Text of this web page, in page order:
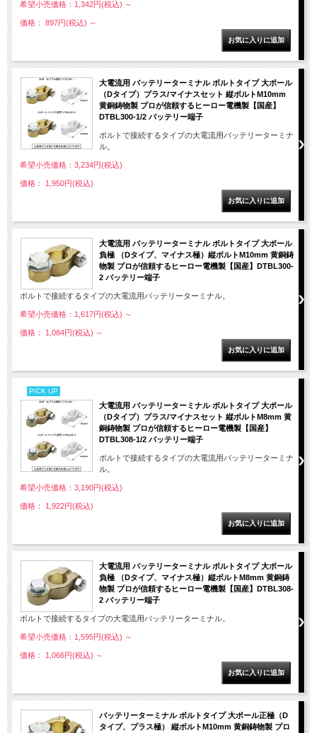
希望小売価格：1,342円(税込) ～
価格： 897円(税込) ～
大電流用 バッテリーターミナル ボルトタイプ 大ポール
（Dタイプ）プラス/マイナスセット 縦ボルトM10mm
黄銅鋳物製 プロが信頼するヒーロー電機製【国産】
DTBL300-1/2 バッテリー端子
ボルトで接続するタイプの大電流用バッテリーターミナ
ル。
希望小売価格：3,234円(税込)
価格： 1,950円(税込)
大電流用 バッテリーターミナル ボルトタイプ 大ポール
負極 （Dタイプ、マイナス極）縦ボルトM10mm 黄銅鋳
物製 プロが信頼するヒーロー電機製【国産】DTBL300-
2 バッテリー端子
ボルトで接続するタイプの大電流用バッテリーターミナル。
希望小売価格：1,617円(税込) ～
価格： 1,084円(税込) ～
PICK UP
大電流用 バッテリーターミナル ボルトタイプ 大ポール
（Dタイプ）プラス/マイナスセット 縦ボルトM8mm 黄
銅鋳物製 プロが信頼するヒーロー電機製【国産】
DTBL308-1/2 バッテリー端子
ボルトで接続するタイプの大電流用バッテリーターミナ
ル。
希望小売価格：3,190円(税込)
価格： 1,922円(税込)
大電流用 バッテリーターミナル ボルトタイプ 大ポール
負極 （Dタイプ、マイナス極）縦ボルトM8mm 黄銅鋳
物製 プロが信頼するヒーロー電機製【国産】DTBL308-
2 バッテリー端子
ボルトで接続するタイプの大電流用バッテリーターミナル。
希望小売価格：1,595円(税込) ～
価格： 1,066円(税込) ～
バッテリーターミナル ボルトタイプ 大ポール正極（D
タイプ、プラス極） 縦ボルトM10mm 黄銅鋳物製 プロ